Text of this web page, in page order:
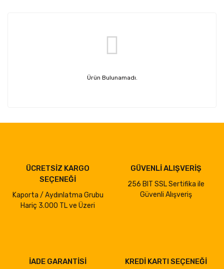
Ürün Bulunamadı.
ÜCRETSİZ KARGO
SEÇENEĞİ
Kaporta / Aydınlatma Grubu
Hariç 3.000 TL ve Üzeri
GÜVENLİ ALIŞVERİŞ
256 BIT SSL Sertifika ile
Güvenli Alışveriş
İADE GARANTİSİ KREDİ KARTI SEÇENEĞİ